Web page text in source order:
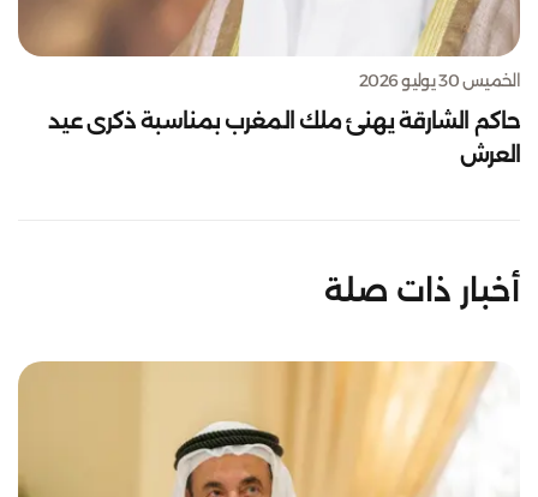
الخميس 30 يوليو 2026
حاكم الشارقة يهنئ ملك المغرب بمناسبة ذكرى عيد
العرش
أخبار ذات صلة